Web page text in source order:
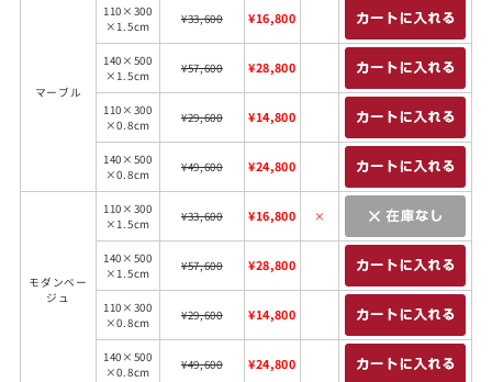
マーブル
110×300
×1.5cm
¥33,600 ¥16,800
140×500
×1.5cm
¥57,600 ¥28,800
110×300
×0.8cm
¥29,600 ¥14,800
140×500
×0.8cm
¥49,600 ¥24,800
モダンベー
ジュ
110×300
×1.5cm
¥33,600 ¥16,800 ×
140×500
×1.5cm
¥57,600 ¥28,800
110×300
×0.8cm
¥29,600 ¥14,800
140×500
×0.8cm
¥49,600 ¥24,800